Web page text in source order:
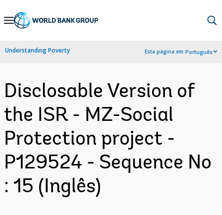
Skip
Navigation
Understanding Poverty Esta página em:Português
Disclosable Version of
the ISR - MZ-Social
Protection project -
P129524 - Sequence No
: 15 (Inglês)